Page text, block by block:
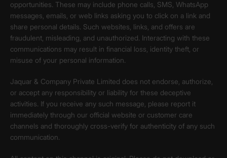
opportunities. These may include phone calls, SMS, WhatsApp
messages, emails, or web links asking you to click on a link and
share personal details. Such websites, links, and offers are
fraudulent, misleading, and unauthorized. Interacting with these
communications may result in financial loss, identity theft, or
misuse of your personal information.
Jaquar & Company Private Limited does not endorse, authorize,
or accept any responsibility or liability for these deceptive
activities. If you receive any such message, please report it
immediately through our official website or customer care
channels and thoroughly cross-verify for authenticity of any such
communication.